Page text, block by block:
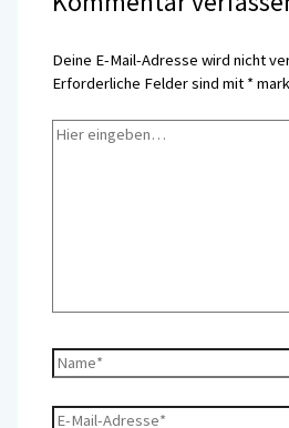
Deine E-Mail-Adresse wird nicht
Erforderliche Felder sind mit *